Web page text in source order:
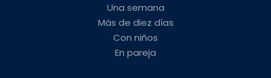
Una semana
Más de diez días
Con niños
En pareja